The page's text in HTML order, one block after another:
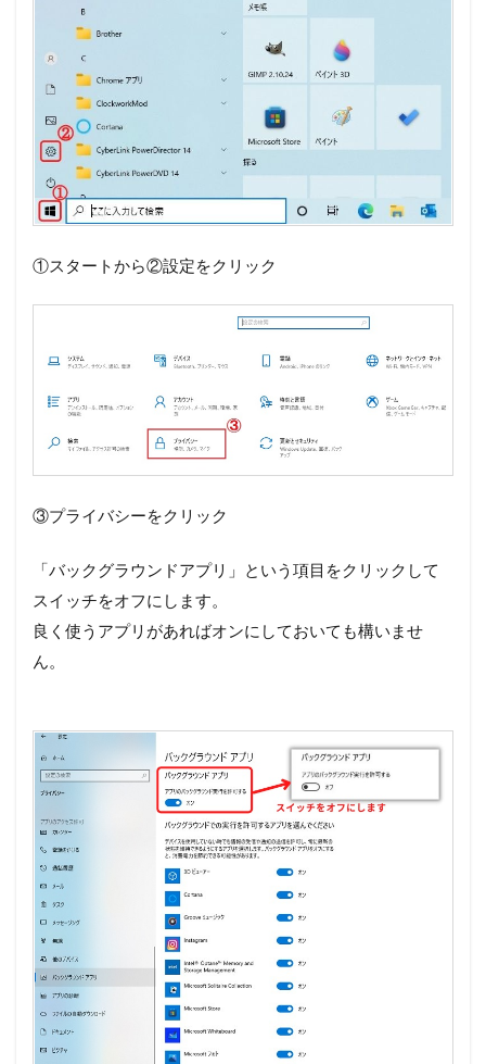
①スタートから②設定をクリック
③プライバシーをクリック
「バックグラウンドアプリ」という項目をクリックして
スイッチをオフにします。
良く使うアプリがあればオンにしておいても構いませ
ん。